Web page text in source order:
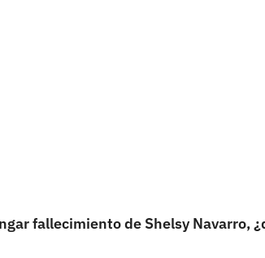
fallecimiento de Shelsy Navarro,